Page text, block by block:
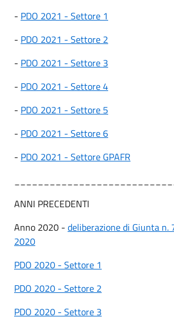
- PDO 2021 - Settore 1
- PDO 2021 - Settore 2
- PDO 2021 - Settore 3
- PDO 2021 - Settore 4
- PDO 2021 - Settore 5
- PDO 2021 - Settore 6
- PDO 2021 - Settore GPAFR
ANNI PRECEDENTI
Anno 2020 - deliberazione di Giunta n.
2020
PDO 2020 - Settore 1
PDO 2020 - Settore 2
PDO 2020 - Settore 3